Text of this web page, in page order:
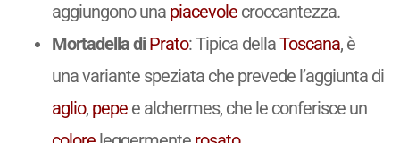
aggiungono una piacevolecroccantezza.
Mortadella diPrato: Tipica dellaToscana, è
una variante speziata che prevede l’aggiunta di
aglio, pepee alchermes, che le conferisce un